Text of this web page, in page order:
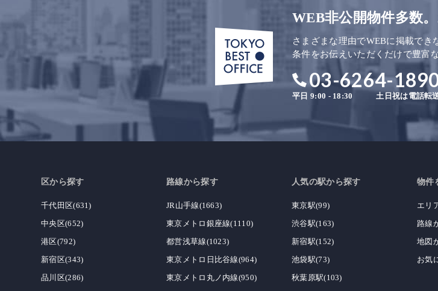
WEB非公開物件多数
さまざまな理由でWEBに掲載でき
条件をお伝えいただくだけで豊富
03-6264-
平日 9:00 - 18:30 土日祝は電話転
区から探す
千代田区(631)
中央区(652)
港区(792)
新宿区(343)
品川区(286)
路線から探す
JR山手線(1663)
東京メトロ銀座線(1110)
都営浅草線(1023)
東京メトロ日比谷線(964)
東京メトロ丸ノ内線(950)
人気の駅から探す
東京駅(99)
渋谷駅(163)
新宿駅(152)
池袋駅(73)
秋葉原駅(103)
物件
エリ
路線
地図
お気